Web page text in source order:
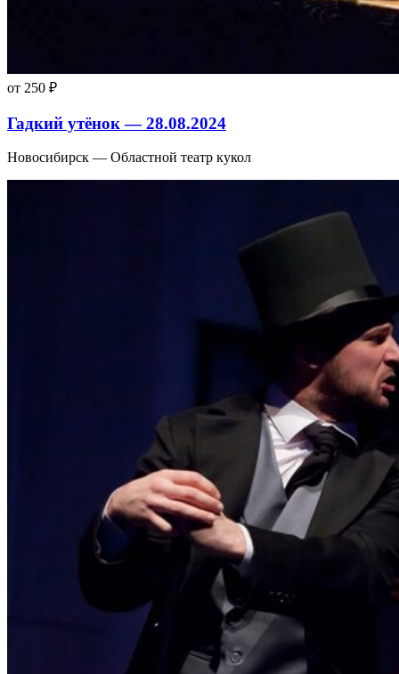
от 250 ₽
Гадкий утёнок — 28.08.2024
Новосибирск — Областной театр кукол